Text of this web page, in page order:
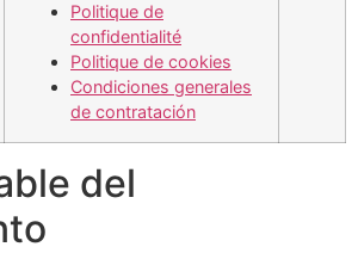
Politique de
confidentialité
Politique de cookies
Condiciones generales
de contratación
del